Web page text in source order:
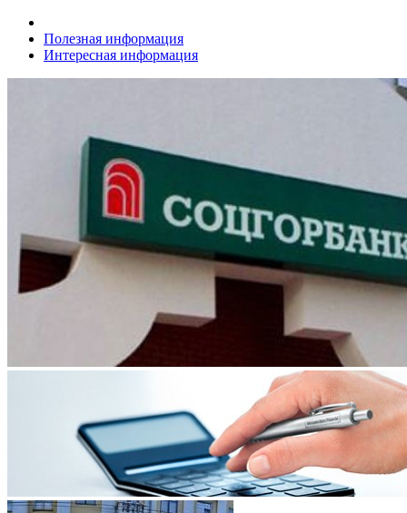
Полезная информация
Интересная информация